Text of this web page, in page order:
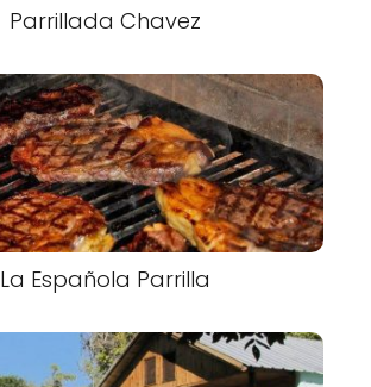
Parrillada Chavez
La Española Parrilla